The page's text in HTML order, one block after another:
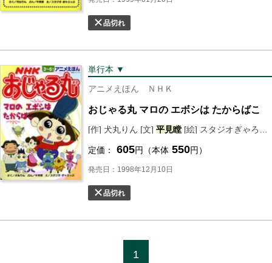
品切れ
単行本 ▼
アニメえほん ＮＨＫ
おじゃる丸 マロの エボシは たからばこ
[作] 犬丸りん [文] 平見瞠 [絵] スタジオぎゃろっぷ
定価： 605円（本体 550円）
発売日：1998年12月10日
品切れ
1